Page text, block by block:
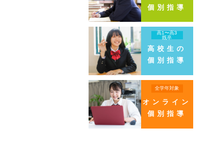
個別指導
高1〜高3
既卒
高校生の
個別指導
全学年対象
オンライン
個別指導